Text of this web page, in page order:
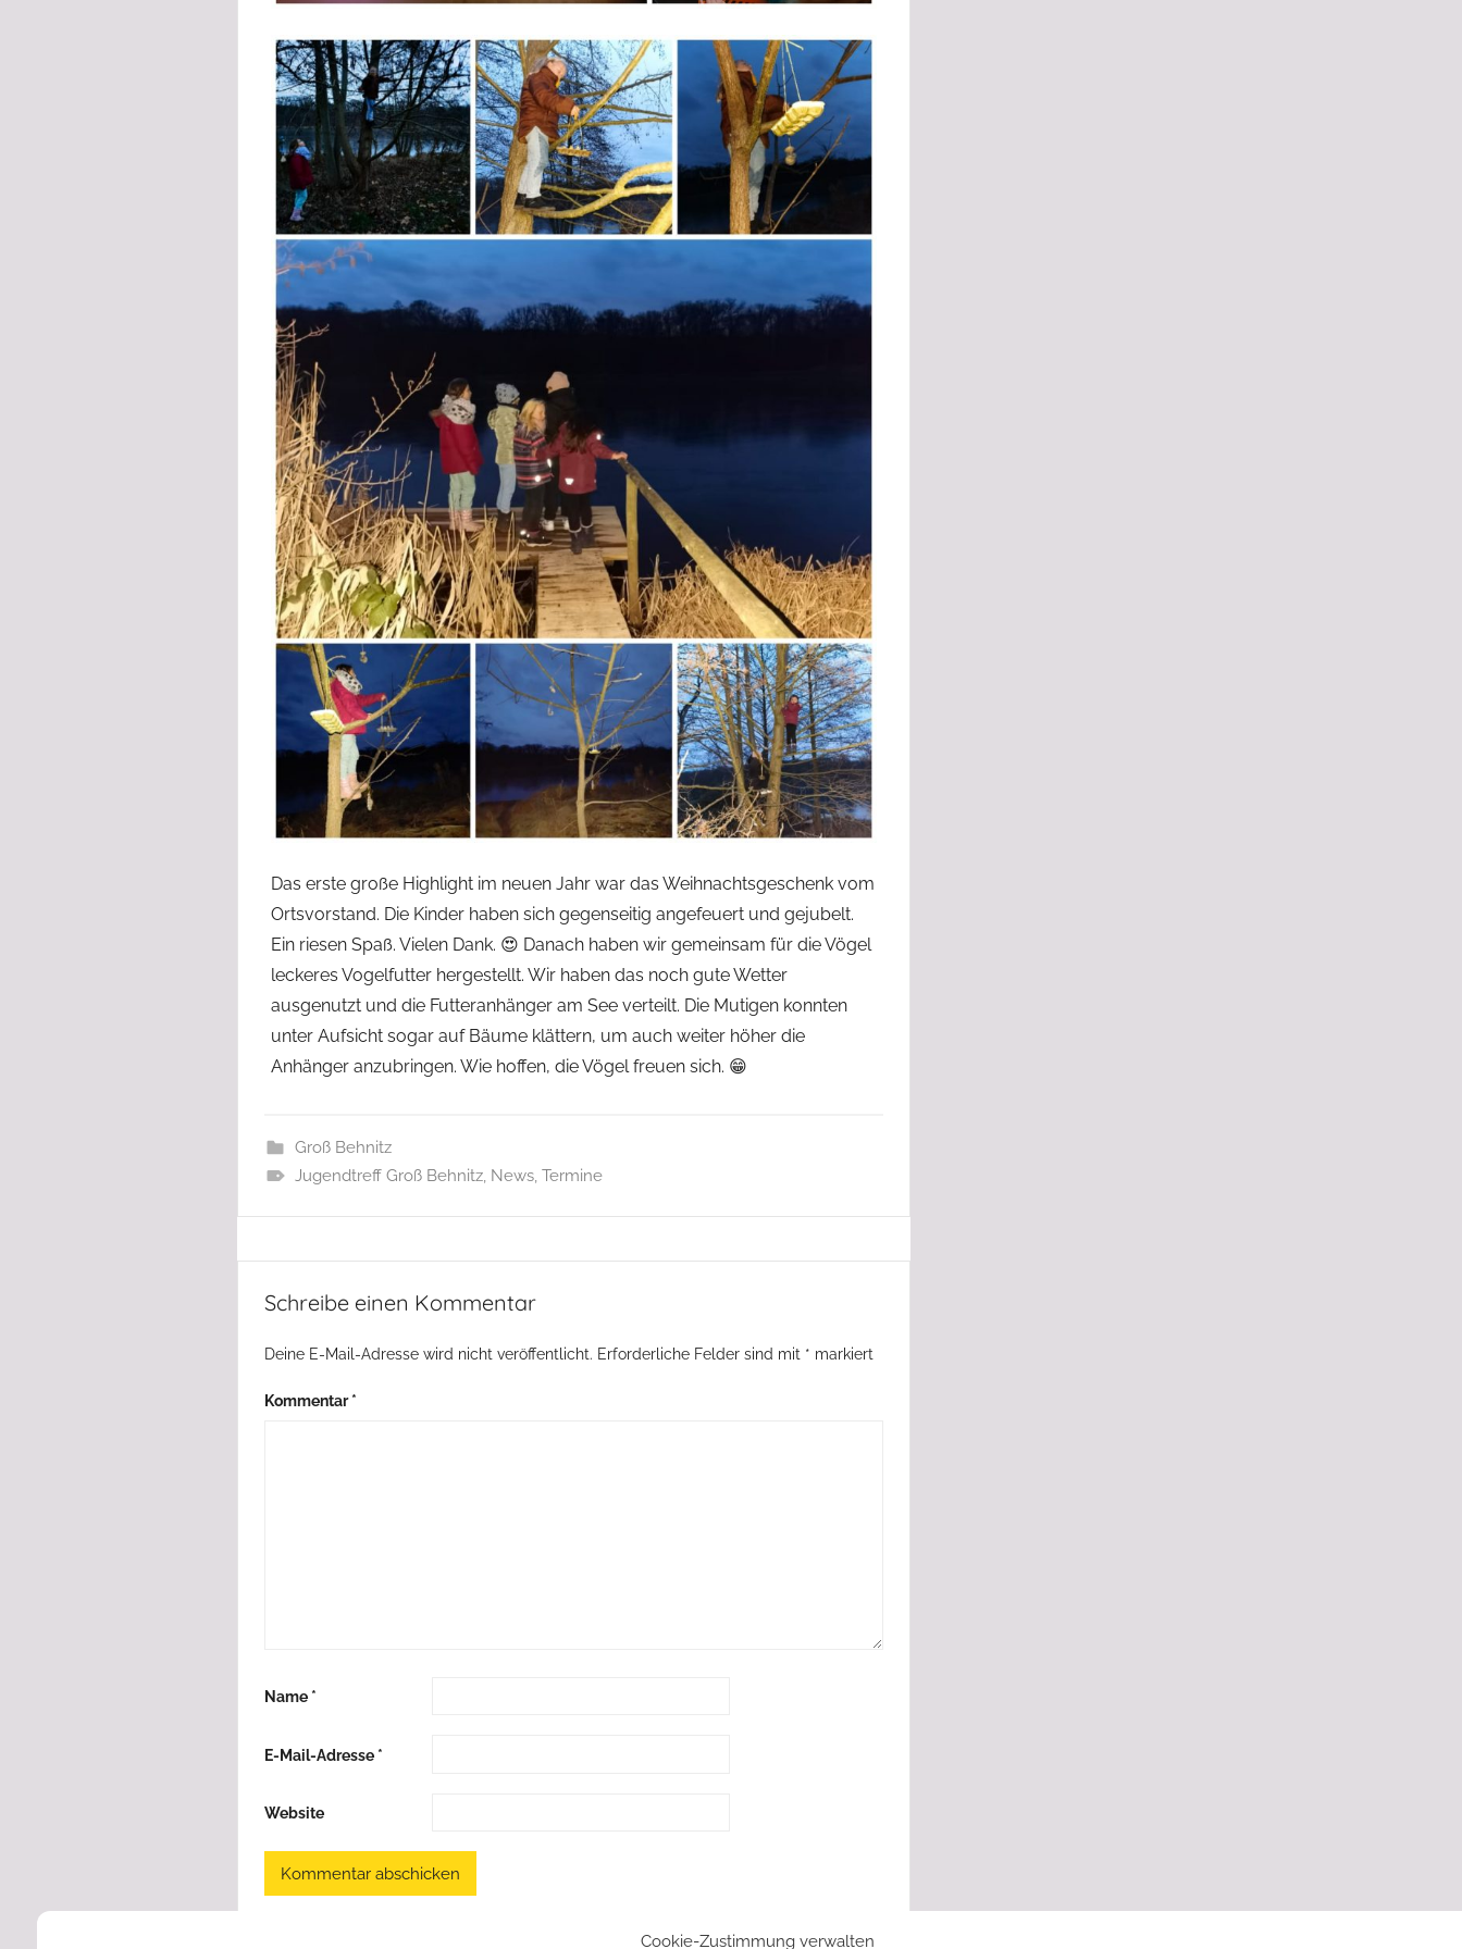
Cookie-Zustimmung verwalten
Das erste große Highlight im neuen Jahr war das Weihnachtsgeschenk vom
Ortsvorstand. Die Kinder haben sich gegenseitig angefeuert und gejubelt.
Ein riesen Spaß. Vielen Dank. 😍 Danach haben wir gemeinsam für die Vögel
leckeres Vogelfutter hergestellt. Wir haben das noch gute Wetter
ausgenutzt und die Futteranhänger am See verteilt. Die Mutigen konnten
unter Aufsicht sogar auf Bäume klättern, um auch weiter höher die
Anhänger anzubringen. Wie hoffen, die Vögel freuen sich. 😁
Groß Behnitz
Jugendtreff Groß Behnitz, News, Termine
Schreibe einen Kommentar
Deine E-Mail-Adresse wird nicht veröffentlicht. Erforderliche Felder sind mit * markiert
Kommentar*
Name *
E-Mail-Adresse *
Website